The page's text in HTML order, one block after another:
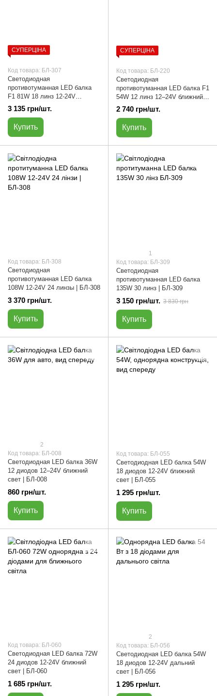
СУПЕРЦІНА
Код товара: БЛ-307
Светодиодная
противотуманная LED балка
F1 81W 18 линз 12-24V
ближний свет | БЛ-307
3 135 грн/шт.
Купить
СУПЕРЦІНА
Код товара: БЛ-220
Светодиодная
противотуманная LED балка F1
54W 12 линз 12–24V ближний
свет | БЛ-220
2 740 грн/шт.
Купить
Код товара: БЛ-308
Светодиодная
противотуманная LED балка
108W 12-24V 24 линзы | БЛ-308
3 370 грн/шт.
Купить
1
Код товара: БЛ-309
Светодиодная
противотуманная LED балка
135W 30 линз | БЛ-309
3 150 грн/шт. 3 830 грн
Купить
2
Код товара: БЛ-008
Светодиодная LED балка 36W
12 диодов 12–24V ближний
свет | БЛ-008
860 грн/шт.
Купить
Код товара: БЛ-055
Светодиодная LED балка 54W
18 диодов 12-24V ближний
свет | БЛ-055
1 295 грн/шт.
Купить
Код товара: БЛ-060
Светодиодная LED балка 72W
24 диодов 12-24V ближний
свет | БЛ-060
1 685 грн/шт.
2
Код товара: БЛ-056
Светодиодная LED балка 54W
18 диодов 12-24V дальний
свет | БЛ-056
1 295 грн/шт.